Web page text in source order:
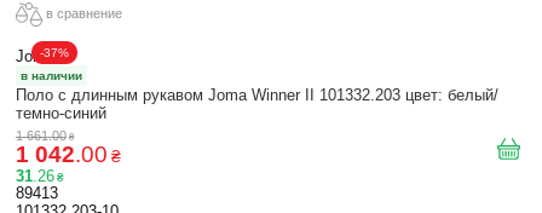
в сравнение
-37%
Joma
в наличии
Поло с длинным рукавом Joma Winner II 101332.203 цвет: белый/
темно-синий
1 661.00 ₴
1 042.00 ₴
31.26 ₴
89413